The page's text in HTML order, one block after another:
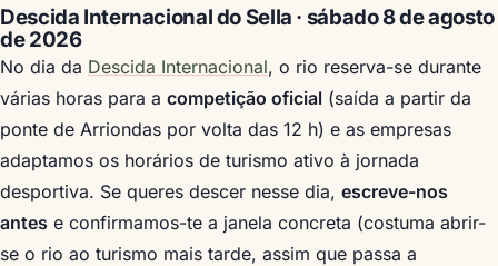
Descida Internacional do Sella · sábado 8 de agosto
de 2026
No dia da Descida Internacional, o rio reserva-se durante
várias horas para a competição oficial (saída a partir da
ponte de Arriondas por volta das 12 h) e as empresas
adaptamos os horários de turismo ativo à jornada
desportiva. Se queres descer nesse dia, escreve-nos
antes e confirmamos-te a janela concreta (costuma abrir-
se o rio ao turismo mais tarde, assim que passa a